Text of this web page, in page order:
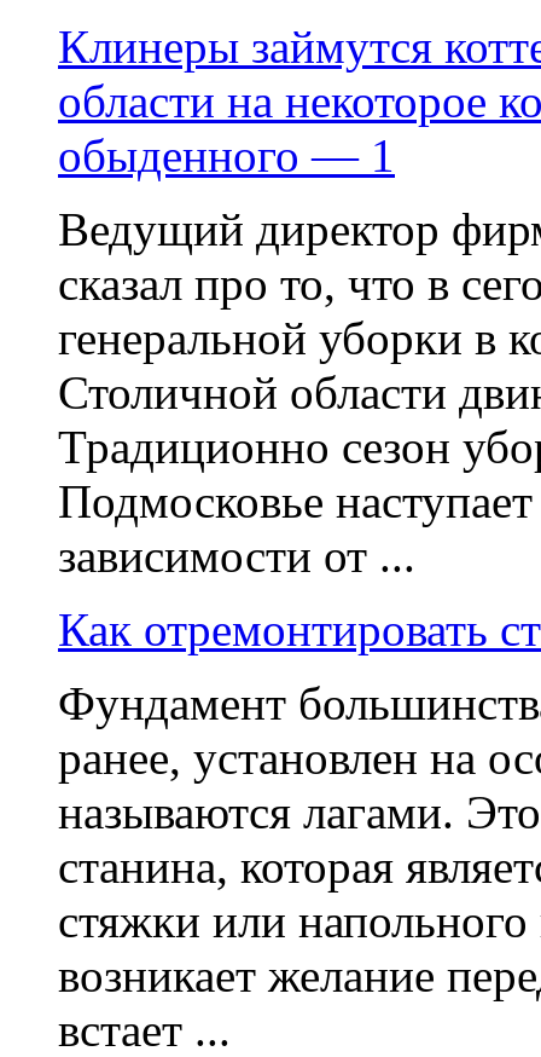
Клинеры займутся
области на некоторое
обыденного — 1
Ведущий директор
сказал про то, что в
генеральной уборки в
Столичной области
Традиционно сезон
Подмосковье
зависимости от ...
Как отремонтировать
Фундамент
ранее, установлен на
называются лагами.
станина, которая
стяжки или
возникает желание
встает ...